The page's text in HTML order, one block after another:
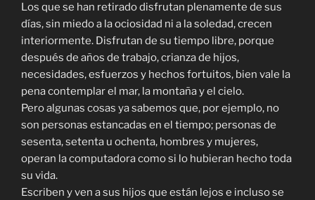
Los que se han retirado disfrutan plenamente de sus
días, sin miedo a la ociosidad ni a la soledad, crecen
interiormente. Disfrutan de su tiempo libre, porque
después de años de trabajo, crianza de hijos,
necesidades, esfuerzos y hechos fortuitos, bien vale la
pena contemplar el mar, la montaña y el cielo.
Pero algunas cosas ya sabemos que, por ejemplo, no
son personas estancadas en el tiempo; personas de
sesenta, setenta u ochenta, hombres y mujeres,
operan la computadora como si lo hubieran hecho toda
su vida.
Escriben y ven a sus hijos que están lejos e incluso se